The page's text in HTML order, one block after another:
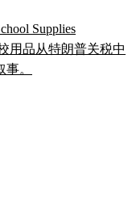
Supplies
用品从特朗普关税中
。